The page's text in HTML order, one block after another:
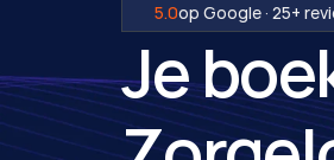
5.0op Google · 25+
Je